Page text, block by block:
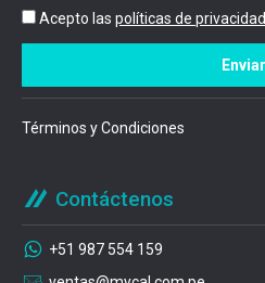
Acepto las políticas de privacidad
Términos y Condiciones
Contáctenos
+51 987 554 159